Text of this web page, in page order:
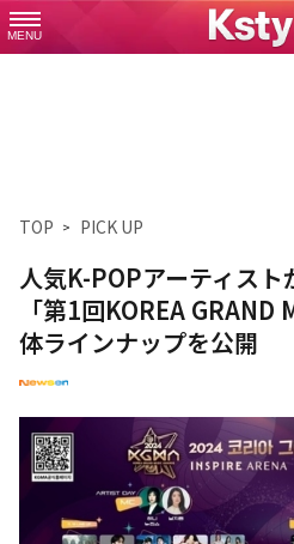
MENU
TOP PICK UP
人気K-POPアーティス
「第1回KOREA GRAND
体ラインナップを公開